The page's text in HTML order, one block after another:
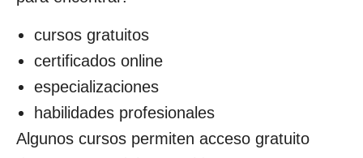
cursos gratuitos
certificados online
especializaciones
habilidades profesionales
Algunos cursos permiten acceso gratuito